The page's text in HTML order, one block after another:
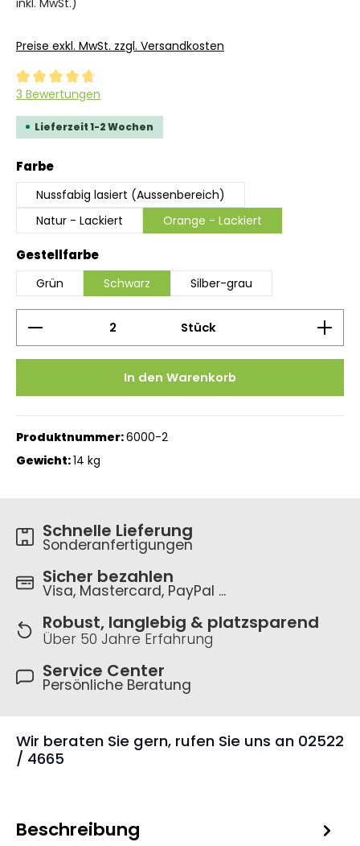
inkl. MwSt.)
Preise exkl. MwSt. zzgl. Versandkosten
Durchschnittliche Bewertung von 4.6 von 5 Sternen
3 Bewertungen
Lieferzeit 1-2 Wochen
Farbeauswählen
Nussfabig lasiert (Aussenbereich)
Natur - Lackiert
Orange - Lackiert
Gestellfarbeauswählen
Grün Schwarz Silber-grau
Produkt Anzahl: Gib den gewünschten Wert
Stück
In den Warenkorb
Produktnummer:6000-2
Gewicht:14 kg
Schnelle Lieferung
Sonderanfertigungen
Sicher bezahlen
Visa, Mastercard, PayPal ...
Robust, langlebig & platzsparend
Über 50 Jahre Erfahrung
Service Center
Persönliche Beratung
Wir beraten Sie gern, rufen Sie uns an 02522
/ 4665
Beschreibung